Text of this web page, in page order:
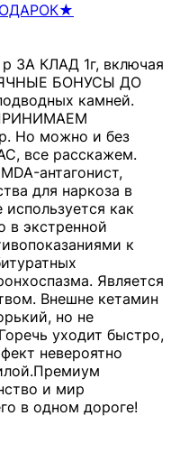
ЗА КЛАД 1г, включая
БОНУСЫ ДО
камней.
Но можно и без
все расскажем.
антагонист,
для наркоза в
как
в экстренной
к
Является
Внешне кетамин
но не
уходит быстро,
невероятно
и мир
в одном дороге!